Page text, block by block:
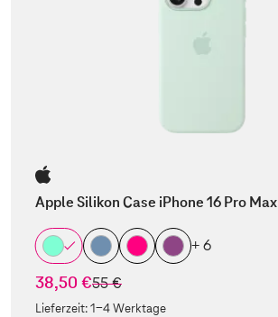
Apple Silikon Case iPhone 16 Pro Max
+ 6
38,50 €statt
55 €
Lieferzeit:1-4 Werktage